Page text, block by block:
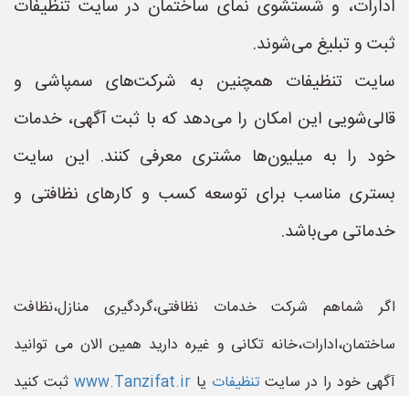
ادارات، و شستشوی نمای ساختمان در سایت تنظیفات
ثبت و تبلیغ می‌شوند.
سایت تنظیفات همچنین به شرکت‌های سمپاشی و
قالی‌شویی این امکان را می‌دهد که با ثبت آگهی، خدمات
خود را به میلیون‌ها مشتری معرفی کنند. این سایت
بستری مناسب برای توسعه کسب و کارهای نظافتی و
خدماتی می‌باشد.
اگر شماهم شرکت خدمات نظافتی،گردگیری منازل،نظافت
ساختمان،ادارات،خانه تکانی و غیره دارید همین الان می توانید
آگهی خود را در سایتتنظیفات یاwww.Tanzifat.ir ثبت کنید